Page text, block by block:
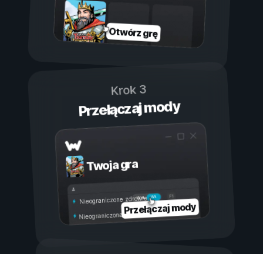
Otwórz grę
Krok 3
Przełączaj mody
Twoja gra
Wł.
Wył.
Nieograniczone zdrowie
Nieograniczona wytrzymałość
Przełączaj mody